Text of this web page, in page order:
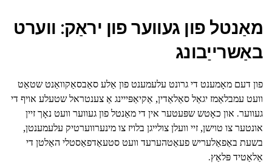
מאַנטל פון געווער פון יראַק: ווערט
באַשרייַבונג
פון דעם מאָמענט די גרונט עלעמענט פון אַלע סאַבסאַקוואַנט שטאַט
וועט עמבלאַמז יגאַל סאַלאַדין, אַקיאַפּייינג אַ צענטראל שטעלע אויף די
געווער. און כאָטש שפּעטער אין די מאַנטל פון געווער וועט נאָך זיין
אונטער צו טוישן, זיי וועלן צולייגן בלויז צו מינערווערטיק עלעמענטן,
בשעת באַפאַלעריש פעאַטהערעד וועט סטעאַדפאַסטלי האַלטן די
אַלאַטיד פּלאַץ.